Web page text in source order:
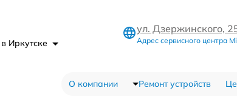
в Иркутске
ул. Дзержинского,
Адрес сервисного центра
О компании Ремонт устройств